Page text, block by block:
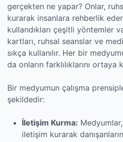
gerçekten ne yapar? Onlar,
kurarak insanlara rehberlik
kullandıkları çeşitli yöntemler
kartları, ruhsal seanslar ve
sıkça kullanılır. Her bir
da onların farklılıklarını ortaya
Bir medyumun çalışma
şekildedir:
İletişim Kurma:
iletişim kurarak